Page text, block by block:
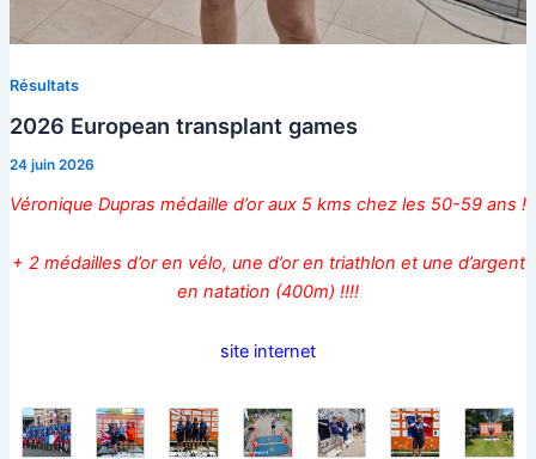
Résultats
2026 European transplant games
24 juin 2026
Véronique Dupras médaille d’or aux 5 kms chez les 50-59 ans !
+ 2 médailles d’or en vélo, une d’or en triathlon et une d’argent
en natation (400m) !!!!
site internet